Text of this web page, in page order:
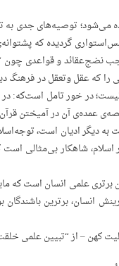
می‌شود؛ توصیه‌های‌ جدی‌ به‌
گردیده‌ که‌
نضج‌عقائد و قواعدی‌
عقل‌ وتعقل‌ در فرهنگ‌
در خور تامل‌ است‌که:
عمده‌ی‌ آن‌ در آمیختن‌
به‌ دیگر ادیان‌ است،
شاهکار بی‌مثالی‌
علمی‌ انسان‌ است‌ که‌
انسان، برترین‌
کهن‌ – از “تبیین‌ علمی‌